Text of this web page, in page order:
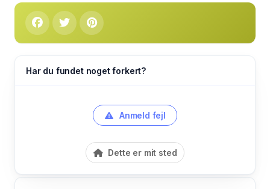
Har du fundet noget forkert?
Anmeld fejl
Dette er mit sted